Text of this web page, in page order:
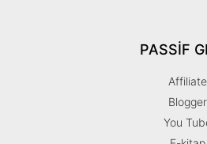
PASSIF
Affiliate
Blogger
You